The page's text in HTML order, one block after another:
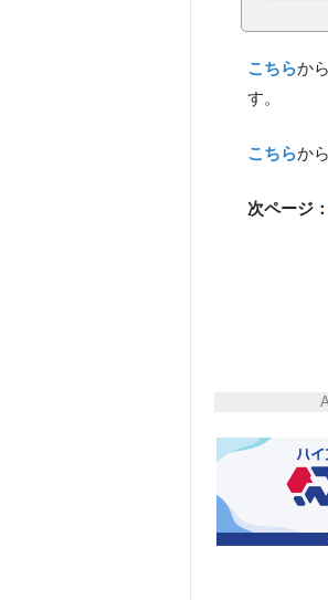
こちらか
す。
こちらから
次ページ